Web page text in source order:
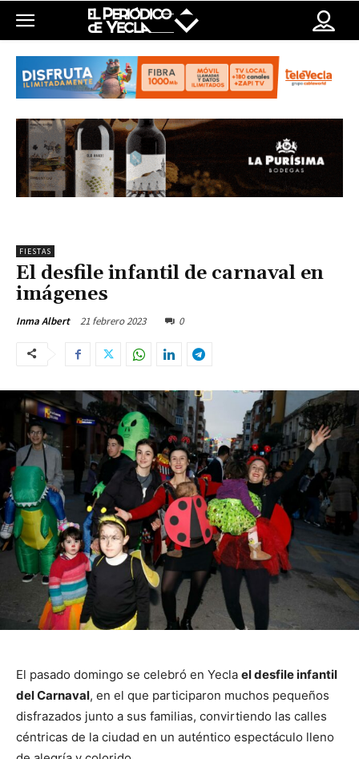
FIESTAS
El desfile infantil de carnaval en
imágenes
Inma Albert 21 febrero 2023 0
El pasado domingo se celebró en Yecla el desfile infantil
del Carnaval, en el que participaron muchos pequeños
disfrazados junto a sus familias, convirtiendo las calles
céntricas de la ciudad en un auténtico espectáculo lleno